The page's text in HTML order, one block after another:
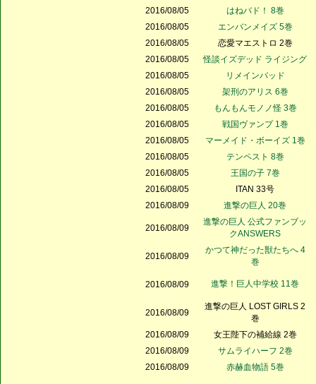
2016/08/05
はねバド！ 8巻
2016/08/05
エンバンメイズ 5巻
2016/08/05
恋愛マエストロ 2巻
2016/08/05
怪談イズデッド ライジング
2016/08/05
リメインバッド
2016/08/05
架刑のアリス 6巻
2016/08/05
もんもんモノノ怪 3巻
2016/08/05
戦国ヴァンプ 1巻
2016/08/05
マーメイド・ボーイズ 1巻
2016/08/05
テンペスト 8巻
2016/08/05
王国の子 7巻
2016/08/05
ITAN 33号
2016/08/09
進撃の巨人 20巻
2016/08/09
進撃の巨人 公式ファンブッ
クANSWERS
2016/08/09
かつて神だった獣たちへ 4
巻
2016/08/09 進撃！巨人中学校 11巻
2016/08/09
進撃の巨人 LOST GIRLS 2
巻
2016/08/09
女王陛下の補給線 2巻
2016/08/09
サムライハーフ 2巻
2016/08/09
赤赫血物語 5巻